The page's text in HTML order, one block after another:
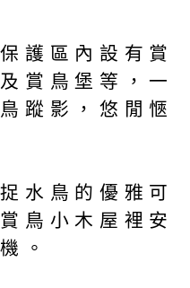
護區內設有賞
賞鳥堡等，一
蹤影，悠閒愜
水鳥的優雅可
鳥小木屋裡安
。